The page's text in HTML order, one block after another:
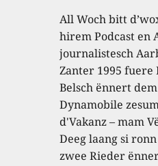
All Woch bitt
hirem Podcast en
journalistesch
Zanter 1995 fuere
Belsch ënnert
Dynamobile
d'Vakanz – mam
Deeg laang si
zwee Rieder